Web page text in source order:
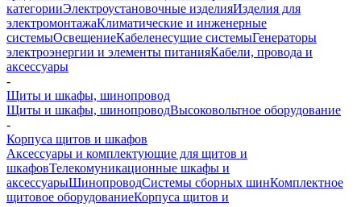
категорииЭлектроустановочные изделияИзделия для
электромонтажаКлиматические и инженерные
системыОсвещениеКабеленесущие системыГенераторы
электроэнергии и элементы питанияКабели, провода и
аксессуары
-
Щиты и шкафы, шинопровод
Щиты и шкафы, шинопроводВысоковольтное оборудование
-
Корпуса щитов и шкафов
Аксессуары и комплектующие для щитов и
шкафовТелекомуникационные шкафы и
аксессуарыШинопроводСистемы сборных шинКомплектное
щитовое оборудованиеКорпуса щитов и